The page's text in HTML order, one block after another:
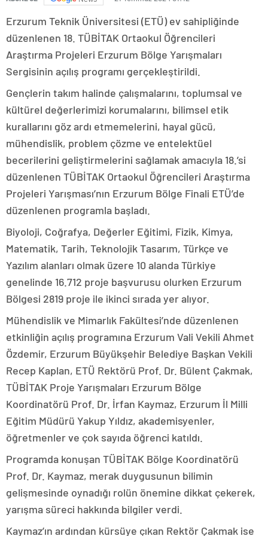
Erzurum Teknik Üniversitesi (ETÜ) ev sahipliğinde
düzenlenen 18. TÜBİTAK Ortaokul Öğrencileri
Araştırma Projeleri Erzurum Bölge Yarışmaları
Sergisinin açılış programı gerçekleştirildi.
Gençlerin takım halinde çalışmalarını, toplumsal ve
kültürel değerlerimizi korumalarını, bilimsel etik
kurallarını göz ardı etmemelerini, hayal gücü,
mühendislik, problem çözme ve entelektüel
becerilerini geliştirmelerini sağlamak amacıyla 18.’si
düzenlenen TÜBİTAK Ortaokul Öğrencileri Araştırma
Projeleri Yarışması’nın Erzurum Bölge Finali ETÜ’de
düzenlenen programla başladı.
Biyoloji, Coğrafya, Değerler Eğitimi, Fizik, Kimya,
Matematik, Tarih, Teknolojik Tasarım, Türkçe ve
Yazılım alanları olmak üzere 10 alanda Türkiye
genelinde 16.712 proje başvurusu olurken Erzurum
Bölgesi 2819 proje ile ikinci sırada yer alıyor.
Mühendislik ve Mimarlık Fakültesi’nde düzenlenen
etkinliğin açılış programına Erzurum Vali Vekili Ahmet
Özdemir, Erzurum Büyükşehir Belediye Başkan Vekili
Recep Kaplan, ETÜ Rektörü Prof. Dr. Bülent Çakmak,
TÜBİTAK Proje Yarışmaları Erzurum Bölge
Koordinatörü Prof. Dr. İrfan Kaymaz, Erzurum İl Milli
Eğitim Müdürü Yakup Yıldız, akademisyenler,
öğretmenler ve çok sayıda öğrenci katıldı.
Programda konuşan TÜBİTAK Bölge Koordinatörü
Prof. Dr. Kaymaz, merak duygusunun bilimin
gelişmesinde oynadığı rolün önemine dikkat çekerek,
yarışma süreci hakkında bilgiler verdi.
Kaymaz’ın ardından kürsüye çıkan Rektör Çakmak ise